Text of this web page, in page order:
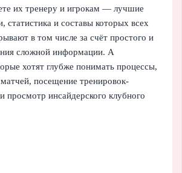
их тренеру и игрокам — лучшие
статистика и составы которых всех
в том числе за счёт простого и
сложной информации. А
хотят глубже понимать процессы,
посещение тренировок-
просмотр инсайдерского клубного